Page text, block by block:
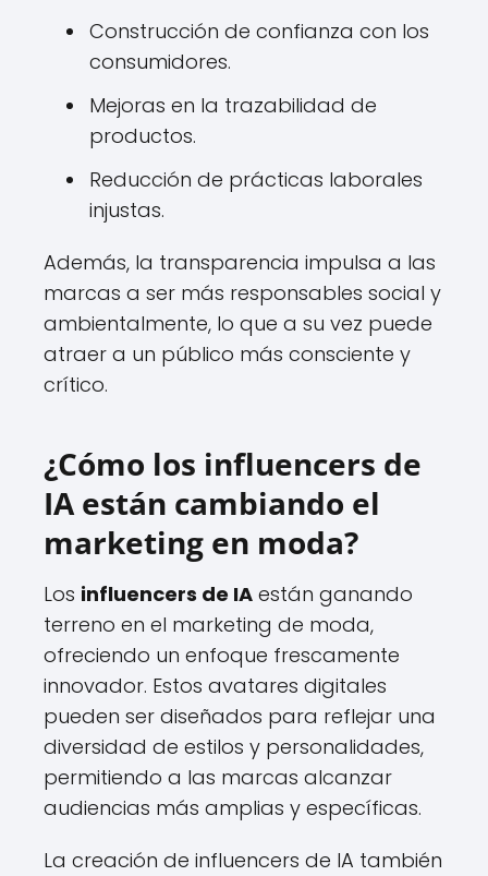
Construcción de confianza con los
consumidores.
Mejoras en la trazabilidad de
productos.
Reducción de prácticas laborales
injustas.
Además, la transparencia impulsa a las
marcas a ser más responsables social y
ambientalmente, lo que a su vez puede
atraer a un público más consciente y
crítico.
¿Cómo los influencers de
IA están cambiando el
marketing en moda?
Los influencers de IA están ganando
terreno en el marketing de moda,
ofreciendo un enfoque frescamente
innovador. Estos avatares digitales
pueden ser diseñados para reflejar una
diversidad de estilos y personalidades,
permitiendo a las marcas alcanzar
audiencias más amplias y específicas.
La creación de influencers de IA también